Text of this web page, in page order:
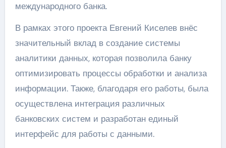
международного банка.
В рамках этого проекта Евгений Киселев внёс
значительный вклад в создание системы
аналитики данных, которая позволила банку
оптимизировать процессы обработки и анализа
информации. Также, благодаря его работы, была
осуществлена интеграция различных
банковских систем и разработан единый
интерфейс для работы с данными.